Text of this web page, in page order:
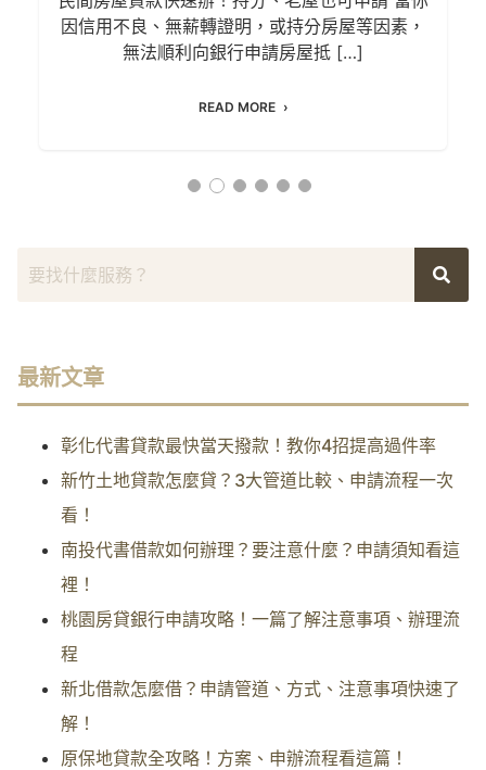
因信用不良、無薪轉證明，或持分房屋等因素，
無法順利向銀行申請房屋抵 […]
READ MORE
最新文章
彰化代書貸款最快當天撥款！教你4招提高過件率
新竹土地貸款怎麼貸？3大管道比較、申請流程一次
看！
南投代書借款如何辦理？要注意什麼？申請須知看這
裡！
桃園房貸銀行申請攻略！一篇了解注意事項、辦理流
程
新北借款怎麼借？申請管道、方式、注意事項快速了
解！
原保地貸款全攻略！方案、申辦流程看這篇！